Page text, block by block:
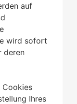
auf
wird sofort
deren
Cookies
Ihres